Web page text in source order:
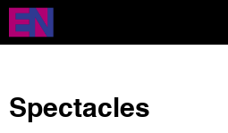
Direkt
zum
Inhalt
Spectacles